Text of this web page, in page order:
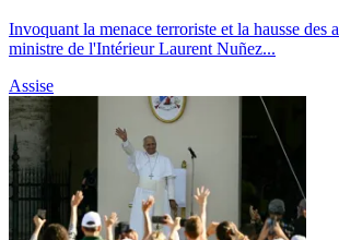
Invoquant la menace terroriste et la hausse des
ministre de l'Intérieur Laurent Nuñez...
Assise